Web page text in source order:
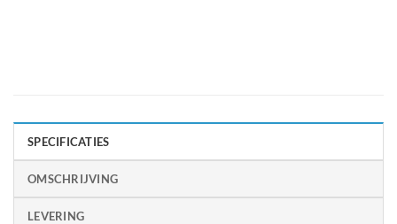
SPECIFICATIES
OMSCHRIJVING
LEVERING